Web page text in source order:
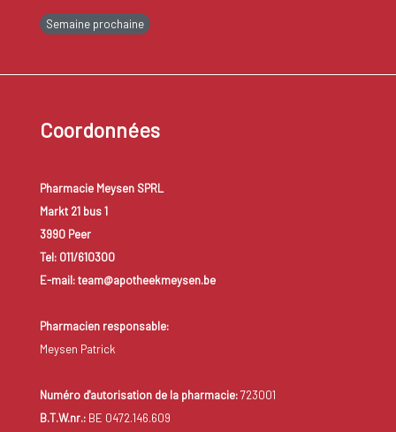
Semaine prochaine
Coordonnées
Pharmacie Meysen SPRL
Markt 21 bus 1
3990 Peer
Tel: 011/610300
E-mail: team@apotheekmeysen.be
Pharmacien responsable:
Meysen Patrick
Numéro d'autorisation de la pharmacie:723001
B.T.W.nr.:BE 0472.146.609